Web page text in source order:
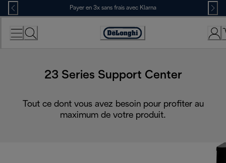
Skip
to
Content
Payer en 3x sans frais avec Klarna
Déclaration
23 Series Support Center
Tout ce dont vous avez besoin pour profiter au
maximum de votre produit.